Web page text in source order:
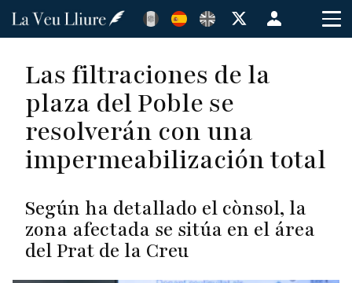
Pasar
principal
Menú
de
de
Las filtraciones de la
plaza del Poble se
resolverán con una
impermeabilización total
Según ha detallado el cònsol, la
zona afectada se sitúa en el área
del Prat de la Creu